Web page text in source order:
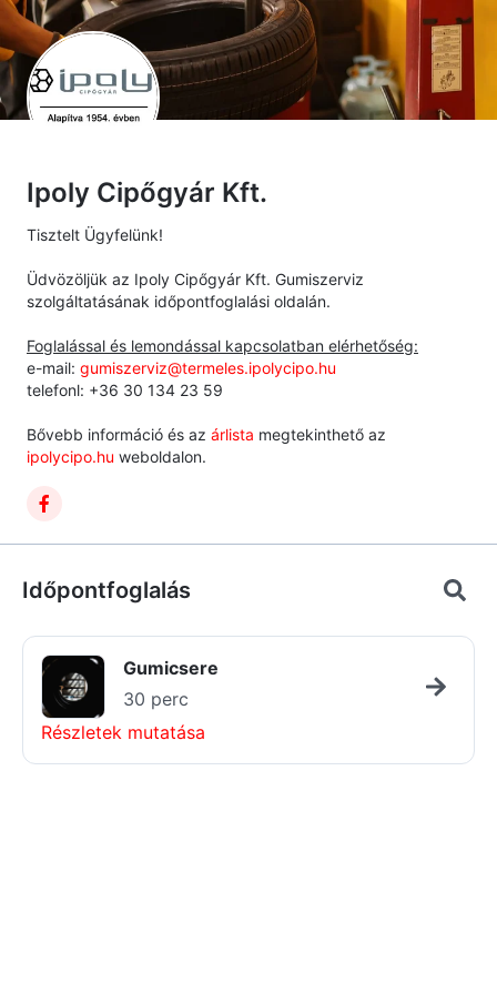
Ipoly Cipőgyár Kft.
Tisztelt Ügyfelünk!
Üdvözöljük az Ipoly Cipőgyár Kft. Gumiszerviz
szolgáltatásának időpontfoglalási oldalán.
Foglalással és lemondással kapcsolatban elérhetőség:
e-mail: gumiszerviz@termeles.ipolycipo.hu
telefonl: +36 30 134 23 59
Bővebb információ és az árlista megtekinthető az
ipolycipo.hu weboldalon.
Időpontfoglalás
Gumicsere
30 perc
Részletek mutatása